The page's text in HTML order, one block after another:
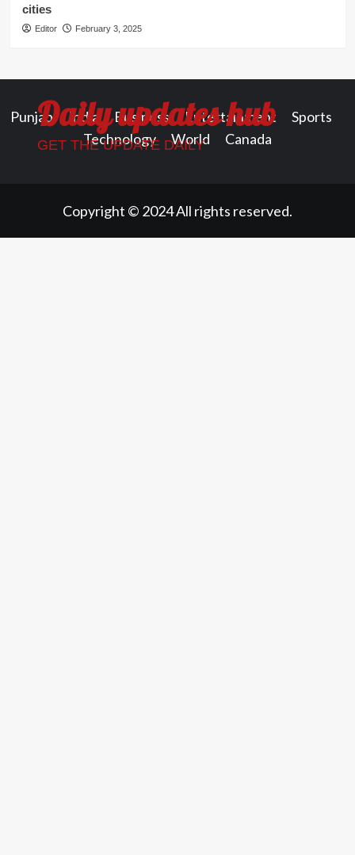
cities
Editor February 3, 2025
Daily updates hub
GET THE UPDATE DAILY
Punjab India Business Entertainment
Sports
Technology
World Canada
Copyright © 2024 All rights reserved.